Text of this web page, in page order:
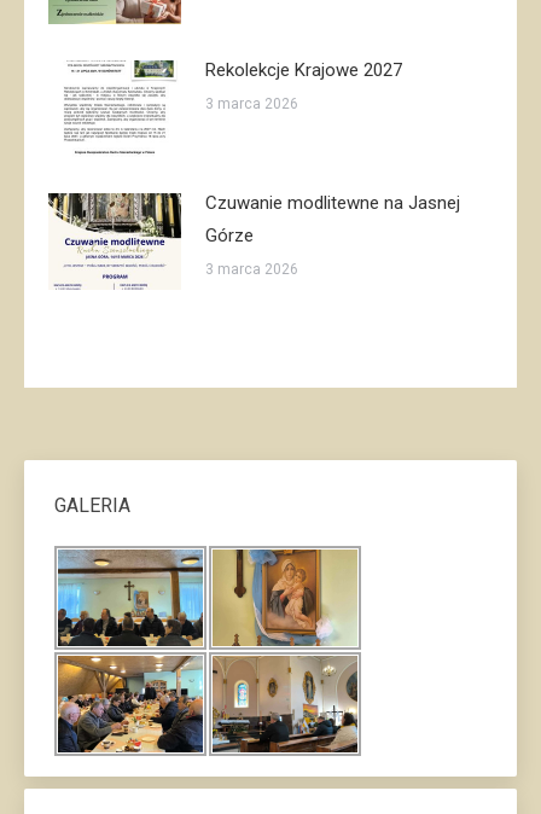
Rekolekcje Krajowe 2027
3 marca 2026
Czuwanie modlitewne na Jasnej
Górze
3 marca 2026
GALERIA